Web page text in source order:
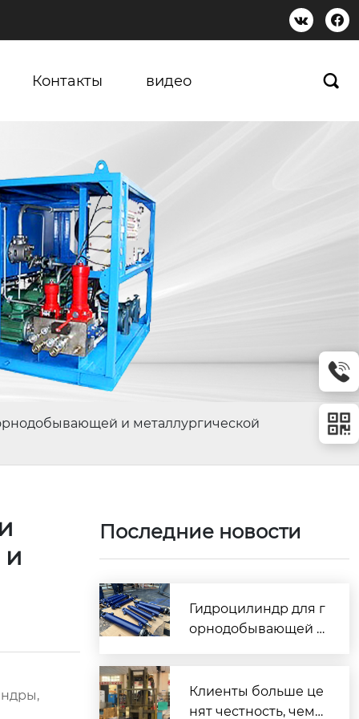
 
Контакты видео 
и металлургической
Последние новости
Гидроцилиндр для г
орнодобывающей т
х надежную работу
оборудования в тя
Клиенты больше це
нят честность, чем